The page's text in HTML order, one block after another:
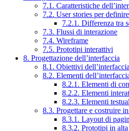
7.1. Caratteristiche
7.2. User stories per
7.2.1. Differenza tra
7.3. Flussi di interazione
7.4. Wireframe
7.5. Prototipi interattivi
8. Progettazione dell’interfaccia
8.1. Obiettivi dell’interfaccia
8.2. Elementi
8.2.1. Elementi di
8.2.2. Elementi
8.2.3. Elementi
8.3. Progettare e costruire
8.3.1. Layout di
8.3.2. Prototipi in alta